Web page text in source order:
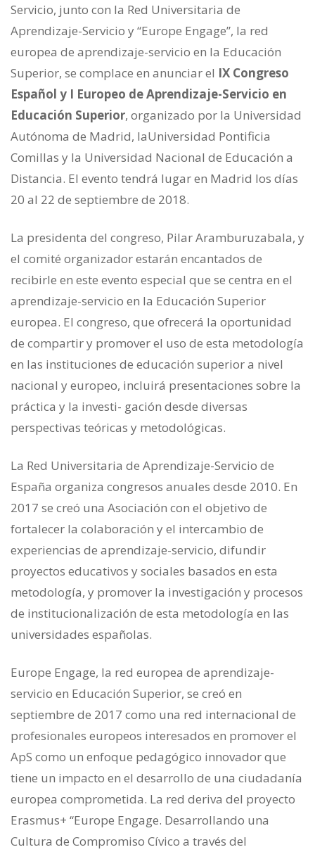
Servicio, junto con la Red Universitaria de
Aprendizaje-Servicio y “Europe Engage”, la red
europea de aprendizaje-servicio en la Educación
Superior, se complace en anunciar el IX Congreso
Español y I Europeo de Aprendizaje-Servicio en
Educación Superior, organizado por la Universidad
Autónoma de Madrid, laUniversidad Pontificia
Comillas y la Universidad Nacional de Educación a
Distancia. El evento tendrá lugar en Madrid los días
20 al 22 de septiembre de 2018.
La presidenta del congreso, Pilar Aramburuzabala, y
el comité organizador estarán encantados de
recibirle en este evento especial que se centra en el
aprendizaje-servicio en la Educación Superior
europea. El congreso, que ofrecerá la oportunidad
de compartir y promover el uso de esta metodología
en las instituciones de educación superior a nivel
nacional y europeo, incluirá presentaciones sobre la
práctica y la investi- gación desde diversas
perspectivas teóricas y metodológicas.
La Red Universitaria de Aprendizaje-Servicio de
España organiza congresos anuales desde 2010. En
2017 se creó una Asociación con el objetivo de
fortalecer la colaboración y el intercambio de
experiencias de aprendizaje-servicio, difundir
proyectos educativos y sociales basados en esta
metodología, y promover la investigación y procesos
de institucionalización de esta metodología en las
universidades españolas.
Europe Engage, la red europea de aprendizaje-
servicio en Educación Superior, se creó en
septiembre de 2017 como una red internacional de
profesionales europeos interesados en promover el
ApS como un enfoque pedagógico innovador que
tiene un impacto en el desarrollo de una ciudadanía
europea comprometida. La red deriva del proyecto
Erasmus+ “Europe Engage. Desarrollando una
Cultura de Compromiso Cívico a través del